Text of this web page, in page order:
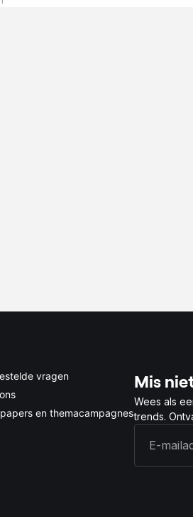
vragen
en themacampagnes
Mis
Wees als
trends.